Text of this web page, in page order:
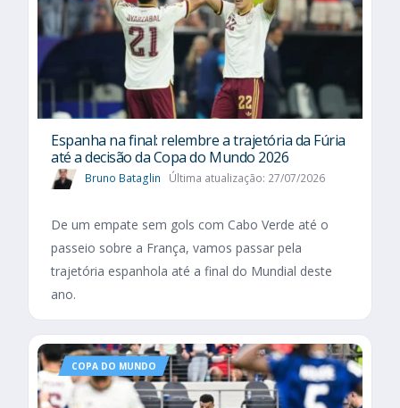
Espanha na final: relembre a trajetória da Fúria
até a decisão da Copa do Mundo 2026
Bruno Bataglin Última atualização: 27/07/2026
De um empate sem gols com Cabo Verde até o
passeio sobre a França, vamos passar pela
trajetória espanhola até a final do Mundial deste
ano.
COPA DO MUNDO